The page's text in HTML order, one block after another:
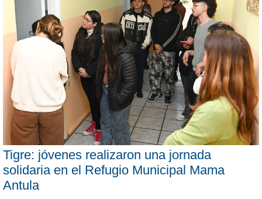
Tigre: jóvenes realizaron una jornada
solidaria en el Refugio Municipal Mama
Antula